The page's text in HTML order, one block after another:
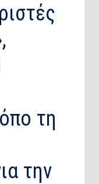
τη
την